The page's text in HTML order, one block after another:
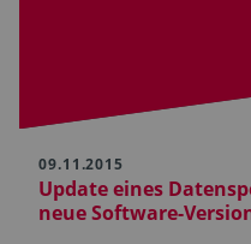
09.11.2015
Update eines
neue Software-